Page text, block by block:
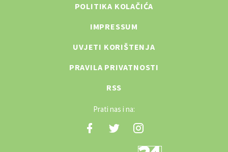
POLITIKA KOLAČIĆA
IMPRESSUM
UVJETI KORIŠTENJA
PRAVILA PRIVATNOSTI
RSS
Prati nas i na: